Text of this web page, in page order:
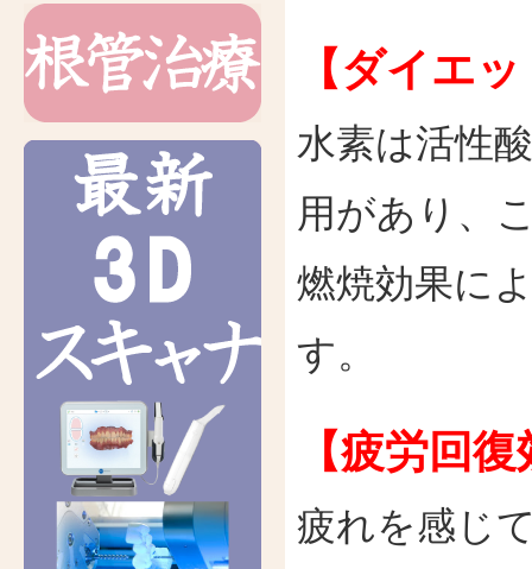
【ダイエ
水素は活性
用があり、
燃焼効果に
す。
【疲労回
疲れを感じ